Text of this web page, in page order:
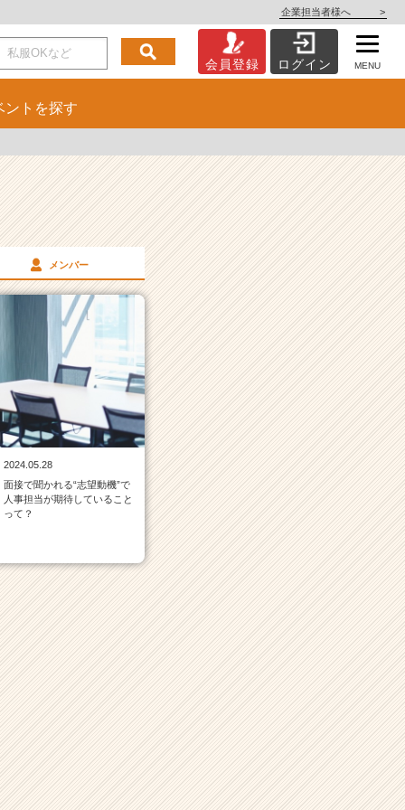
企業担当者様へ >
会員登録 ログイン MENU
ント を探す
メンバー
2024.05.28
面接で聞かれる“志望動機”で
人事担当が期待していること
って？